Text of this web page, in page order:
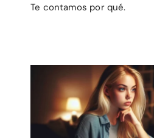
Te contamos por qué.